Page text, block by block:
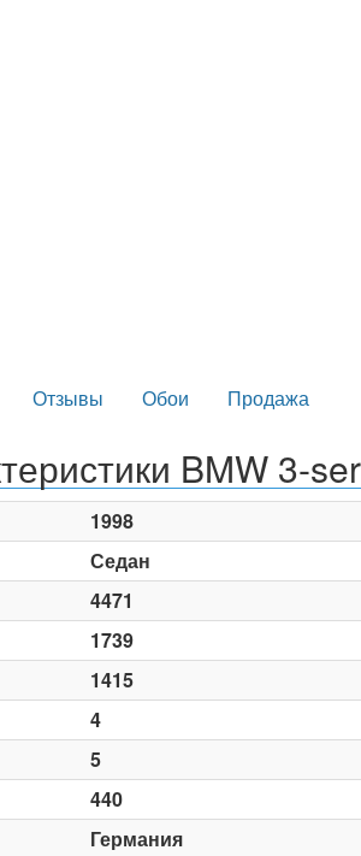
Отзывы Обои Продажа
BMW 3-
1998
Седан
4471
1739
1415
4
5
440
Германия